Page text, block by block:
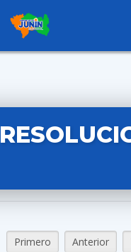
Primero Anterior